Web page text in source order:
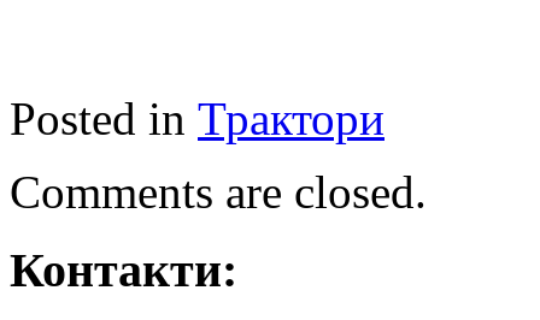
Posted in Трактори
Comments are closed.
Контакти: